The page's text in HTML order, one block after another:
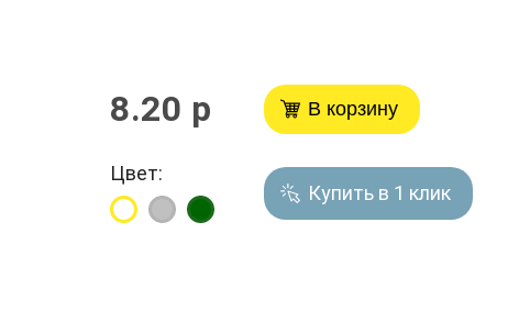
8.20 р
Цвет:
В корзину
Купить в 1 клик